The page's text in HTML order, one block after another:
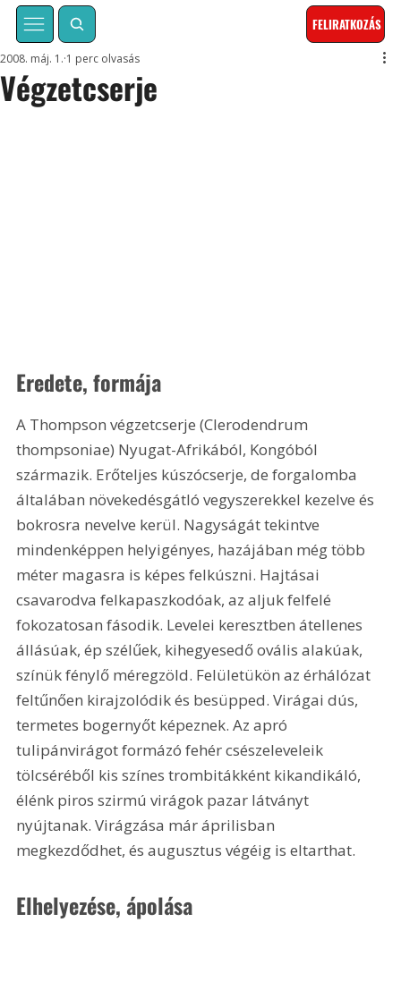
FELIRATKOZÁS
Végzetcserje
2008. máj. 1. 1 perc olvasás
Eredete, formája
A Thompson végzetcserje (Clerodendrum
thompsoniae) Nyugat-Afrikából, Kongóból
származik. Erőteljes kúszócserje, de forgalomba
általában növekedésgátló vegyszerekkel kezelve és
bokrosra nevelve kerül. Nagyságát tekintve
mindenképpen helyigényes, hazájában még több
méter magasra is képes felkúszni. Hajtásai
csavarodva felkapaszkodóak, az aljuk felfelé
fokozatosan fásodik. Levelei keresztben átellenes
állásúak, ép szélűek, kihegyesedő ovális alakúak,
színük fénylő méregzöld. Felületükön az érhálózat
feltűnően kirajzolódik és besüpped. Virágai dús,
termetes bogernyőt képeznek. Az apró
tulipánvirágot formázó fehér csészeleveleik
tölcséréből kis színes trombitákként kikandikáló,
élénk piros szirmú virágok pazar látványt
nyújtanak. Virágzása már áprilisban
megkezdődhet, és augusztus végéig is eltarthat.
Elhelyezése, ápolása